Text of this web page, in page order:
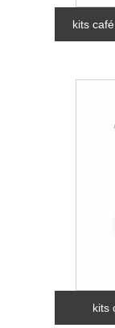
kits
kits